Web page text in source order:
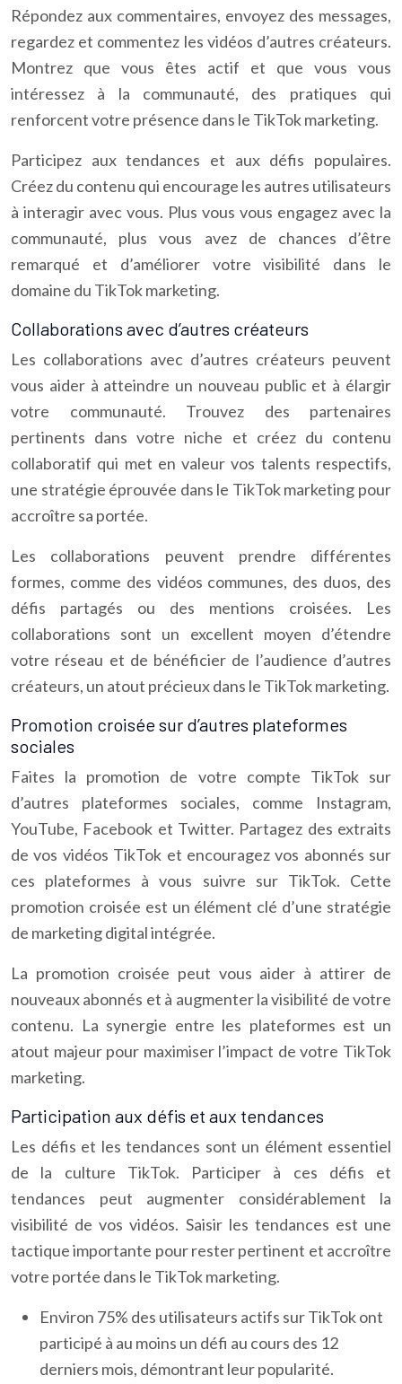
Répondez aux commentaires, envoyez des messages,
regardez et commentez les vidéos d’autres créateurs.
Montrez que vous êtes actif et que vous vous
intéressez à la communauté, des pratiques qui
renforcent votre présence dans le TikTok marketing.
Participez aux tendances et aux défis populaires.
Créez du contenu qui encourage les autres utilisateurs
à interagir avec vous. Plus vous vous engagez avec la
communauté, plus vous avez de chances d’être
remarqué et d’améliorer votre visibilité dans le
domaine du TikTok marketing.
Collaborations avec d’autres créateurs
Les collaborations avec d’autres créateurs peuvent
vous aider à atteindre un nouveau public et à élargir
votre communauté. Trouvez des partenaires
pertinents dans votre niche et créez du contenu
collaboratif qui met en valeur vos talents respectifs,
une stratégie éprouvée dans le TikTok marketing pour
accroître sa portée.
Les collaborations peuvent prendre différentes
formes, comme des vidéos communes, des duos, des
défis partagés ou des mentions croisées. Les
collaborations sont un excellent moyen d’étendre
votre réseau et de bénéficier de l’audience d’autres
créateurs, un atout précieux dans le TikTok marketing.
Promotion croisée sur d’autres plateformes
sociales
Faites la promotion de votre compte TikTok sur
d’autres plateformes sociales, comme Instagram,
YouTube, Facebook et Twitter. Partagez des extraits
de vos vidéos TikTok et encouragez vos abonnés sur
ces plateformes à vous suivre sur TikTok. Cette
promotion croisée est un élément clé d’une stratégie
de marketing digital intégrée.
La promotion croisée peut vous aider à attirer de
nouveaux abonnés et à augmenter la visibilité de votre
contenu. La synergie entre les plateformes est un
atout majeur pour maximiser l’impact de votre TikTok
marketing.
Participation aux défis et aux tendances
Les défis et les tendances sont un élément essentiel
de la culture TikTok. Participer à ces défis et
tendances peut augmenter considérablement la
visibilité de vos vidéos. Saisir les tendances est une
tactique importante pour rester pertinent et accroître
votre portée dans le TikTok marketing.
Environ 75% des utilisateurs actifs sur TikTok ont
participé à au moins un défi au cours des 12
derniers mois, démontrant leur popularité.